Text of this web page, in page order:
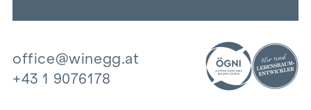
office@winegg.at
+43 1 9076178